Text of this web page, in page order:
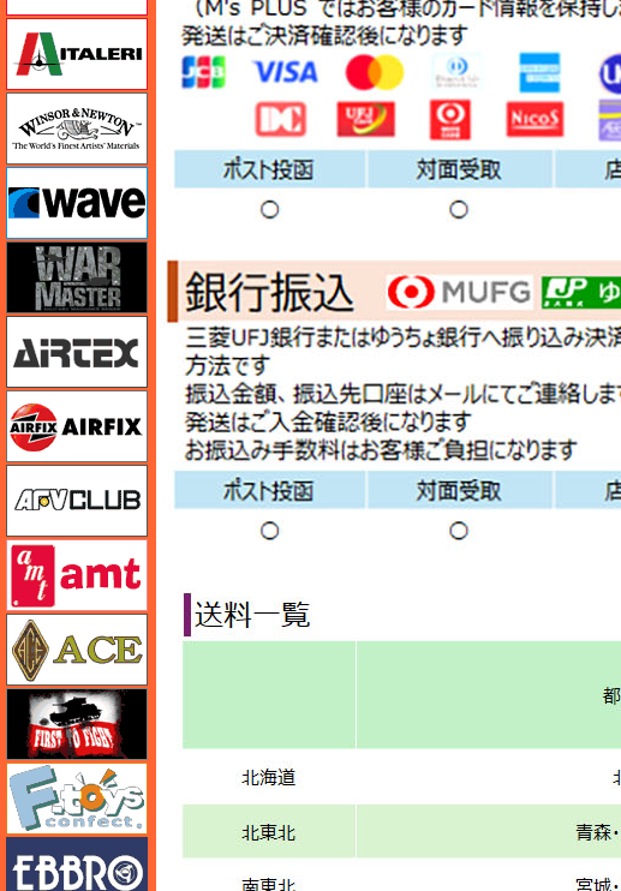
イタレリ
ウインザー＆ニュートン
エアテックス
エアフィックス
AFVクラブ